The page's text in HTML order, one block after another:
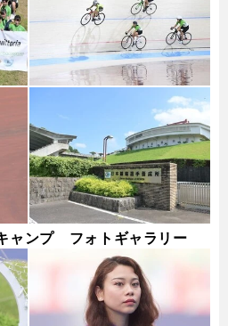
ャンプ フォトギャラリー